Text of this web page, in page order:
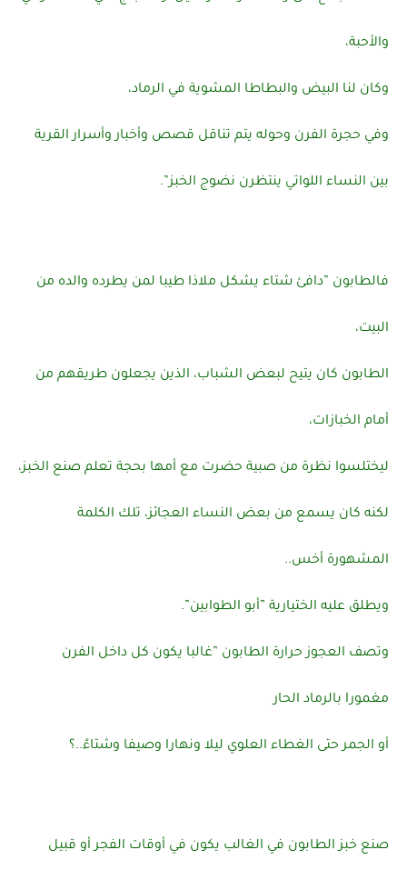
والأحبة،
وكان لنا البيض والبطاطا المشوية في الرماد،
وفي حجرة الفرن وحوله يتم تناقل قصص وأخبار وأسرار القرية
بين النساء اللواتي ينتظرن نضوج الخبز”.
فالطابون ”دافئ شتاء يشكل ملاذا طيبا لمن يطرده والده من
البيت،
الطابون كان يتيح لبعض الشباب، الذين يجعلون طريقهم من
أمام الخبازات،
ليختلسوا نظرة من صبية حضرت مع أمها بحجة تعلم صنع الخبز،
لكنه كان يسمع من بعض النساء العجائز، تلك الكلمة
المشهورة أخس..
ويطلق عليه الختيارية ”أبو الطوابين”.
وتصف العجوز حرارة الطابون ”غالبا يكون كل داخل الفرن
مغمورا بالرماد الحار
أو الجمر حتى الغطاء العلوي ليلا ونهارا وصيفا وشتاءً..؟
صنع خبز الطابون في الغالب يكون في أوقات الفجر أو قبيل